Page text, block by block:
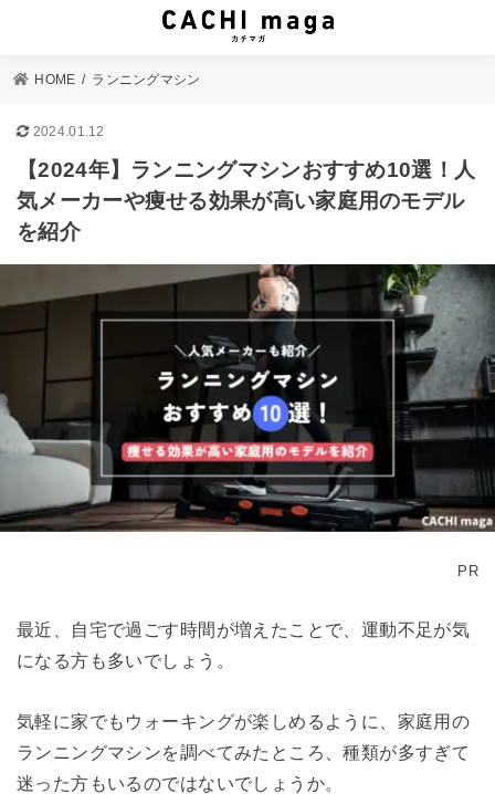
HOME ランニングマシン
2024.01.12
【2024年】ランニングマシンおすすめ10選！人
気メーカーや痩せる効果が高い家庭用のモデル
を紹介
PR
最近、自宅で過ごす時間が増えたことで、運動不足が気
になる方も多いでしょう。
気軽に家でもウォーキングが楽しめるように、家庭用の
ランニングマシンを調べてみたところ、種類が多すぎて
迷った方もいるのではないでしょうか。